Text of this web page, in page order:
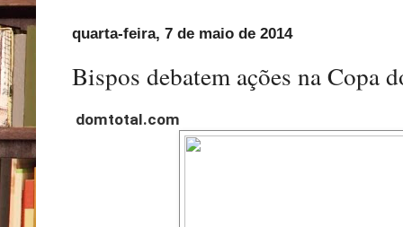
quarta-feira, 7 de maio de 2014
Bispos debatem ações na Copa
domtotal.com